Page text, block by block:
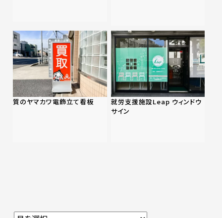
質のヤマカワ電飾立て看板
就労支援施設Leap ウィンドウ
サイン